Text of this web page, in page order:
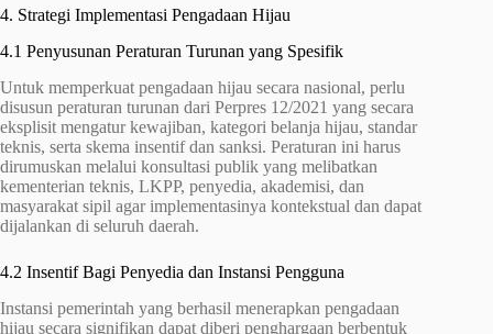
4. Strategi Implementasi Pengadaan Hijau
4.1 Penyusunan Peraturan Turunan yang Spesifik
Untuk memperkuat pengadaan hijau secara nasional, perlu
disusun peraturan turunan dari Perpres 12/2021 yang secara
eksplisit mengatur kewajiban, kategori belanja hijau, standar
teknis, serta skema insentif dan sanksi. Peraturan ini harus
dirumuskan melalui konsultasi publik yang melibatkan
kementerian teknis, LKPP, penyedia, akademisi, dan
masyarakat sipil agar implementasinya kontekstual dan dapat
dijalankan di seluruh daerah.
4.2 Insentif Bagi Penyedia dan Instansi Pengguna
Instansi pemerintah yang berhasil menerapkan pengadaan
hijau secara signifikan dapat diberi penghargaan berbentuk